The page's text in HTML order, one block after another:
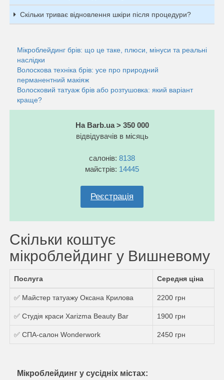
Скільки триває відновлення шкіри після процедури?
Мікроблейдинг брів: що це таке, плюси, мінуси та реальні
наслідки
Волоскова техніка брів: усе про природний
перманентний макіяж
Волосковий татуаж брів або розтушовка: який варіант
краще?
На Barb.ua > 350 000
відвідувачів в місяць
салонів: 8138
майстрів: 14445
Реєстрація
Скільки коштує
мікроблейдинг у Вишневому
Послуга Середня ціна
✅ Майстер татуажу Оксана Крилова 2200 грн
✅ Студія краси Xarizma Beauty Bar 1900 грн
✅ СПА-салон Wonderwork 2450 грн
Мікроблейдинг у сусідніх містах: